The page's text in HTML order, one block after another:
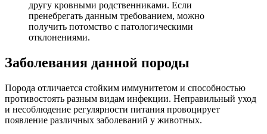
другу кровными родственниками. Если
пренебрегать данным требованием, можно
получить потомство с патологическими
отклонениями.
Заболевания данной породы
Порода отличается стойким иммунитетом и способностью
противостоять разным видам инфекции. Неправильный уход
и несоблюдение регулярности питания провоцирует
появление различных заболеваний у животных.